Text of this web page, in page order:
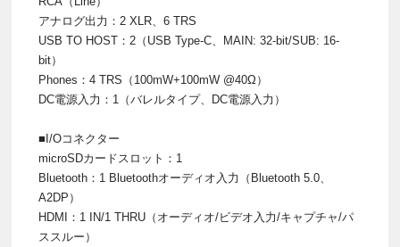
アナログ出力：2 XLR、6 TRS
USB TO HOST：2（USB Type-C、MAIN: 32-bit/SUB: 16-
bit）
Phones：4 TRS（100mW+100mW @40Ω）
DC電源入力：1（バレルタイプ、DC電源入力）
■I/Oコネクター
microSDカードスロット：1
Bluetooth：1 Bluetoothオーディオ入力（Bluetooth 5.0、
A2DP）
HDMI：1 IN/1 THRU（オーディオ/ビデオ入力/キャプチャ/パ
ススルー）